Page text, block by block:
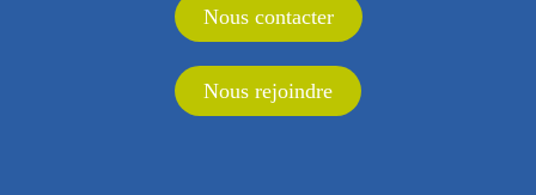
Nous contacter
Nous rejoindre